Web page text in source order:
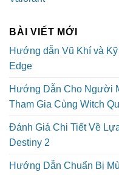
BÀI VIẾT MỚI
Hướng dẫn Vũ Khí và
Edge
Hướng Dẫn Cho Người
Tham Gia Cùng Witch
Đánh Giá Chi Tiết Về
Destiny 2
Hướng Dẫn Chuẩn Bị